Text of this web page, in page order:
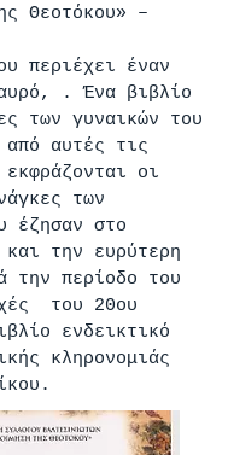
Θεοτόκου» –
περιέχει έναν
. Ένα βιβλίο
των γυναικών του
αυτές τις
οι
των
έζησαν στο
την ευρύτερη
την περίοδο του
του 20ου
ενδεικτικό
κληρονομιάς